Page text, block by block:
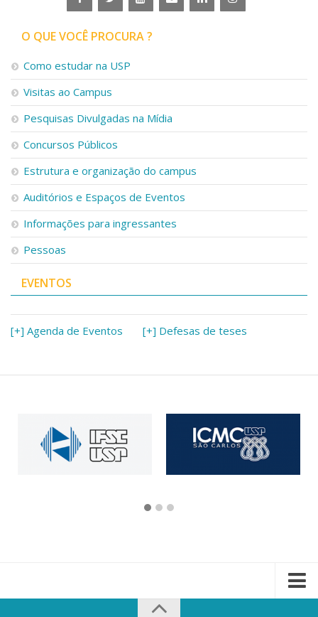
O QUE VOCÊ PROCURA ?
Como estudar na USP
Visitas ao Campus
Pesquisas Divulgadas na Mídia
Concursos Públicos
Estrutura e organização do campus
Auditórios e Espaços de Eventos
Informações para ingressantes
Pessoas
EVENTOS
[+] Agenda de Eventos [+] Defesas de teses